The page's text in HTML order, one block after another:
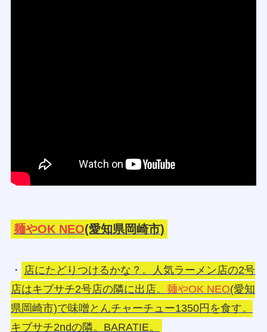
麺やOK NEO(愛知県岡崎市)
・
店にたどりつけるかな？。人気ラーメン店の2号
店はキブサチ2号店の隣に出店。 麺やOK NEO(愛知
県岡崎市)で味噌とんチャーチュー1350円を食す。
キブサチ2ndの隣。BARATIE。